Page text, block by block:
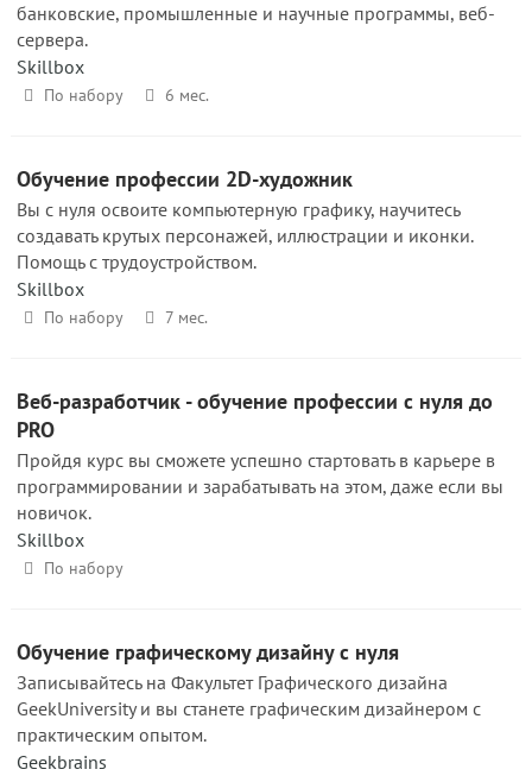
банковские, промышленные и научные программы, веб-
сервера.
Skillbox
По набору 6 мес.
Обучение профессии 2D-художник
Вы с нуля освоите компьютерную графику, научитесь
создавать крутых персонажей, иллюстрации и иконки.
Помощь с трудоустройством.
Skillbox
По набору 7 мес.
Веб-разработчик - обучение профессии с нуля до
PRO
Пройдя курс вы сможете успешно стартовать в карьере в
программировании и зарабатывать на этом, даже если вы
новичок.
Skillbox
По набору
Обучение графическому дизайну с нуля
Записывайтесь на Факультет Графического дизайна
GeekUniversity и вы станете графическим дизайнером с
практическим опытом.
Geekbrains